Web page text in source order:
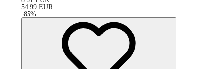
54.99 EUR
-85%